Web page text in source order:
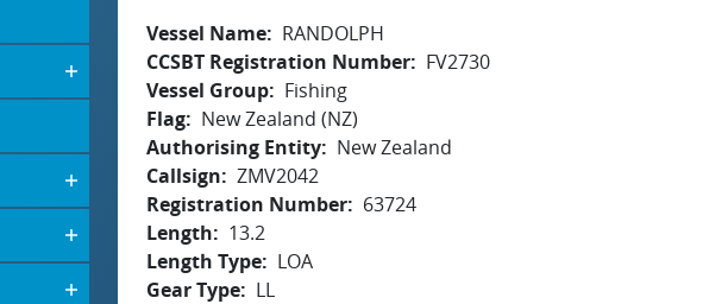
Vessel Name
RANDOLPH
CCSBT Registration Number
FV2730
Vessel Group
Fishing
Flag
New Zealand (NZ)
Authorising Entity
New Zealand
Callsign
ZMV2042
Registration Number
63724
Length
13.2
Length Type
LOA
Gear Type
LL